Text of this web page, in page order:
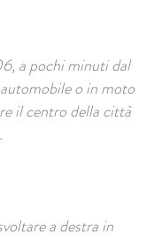
a pochi minuti dal
o in moto
il centro della città
a destra in